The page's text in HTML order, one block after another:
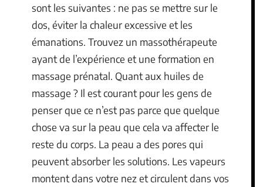
sont les suivantes : ne pas se mettre sur le
dos, éviter la chaleur excessive et les
émanations. Trouvez un massothérapeute
ayant de l’expérience et une formation en
massage prénatal. Quant aux huiles de
massage ? Il est courant pour les gens de
penser que ce n’est pas parce que quelque
chose va sur la peau que cela va affecter le
reste du corps. La peau a des pores qui
peuvent absorber les solutions. Les vapeurs
montent dans votre nez et circulent dans vos